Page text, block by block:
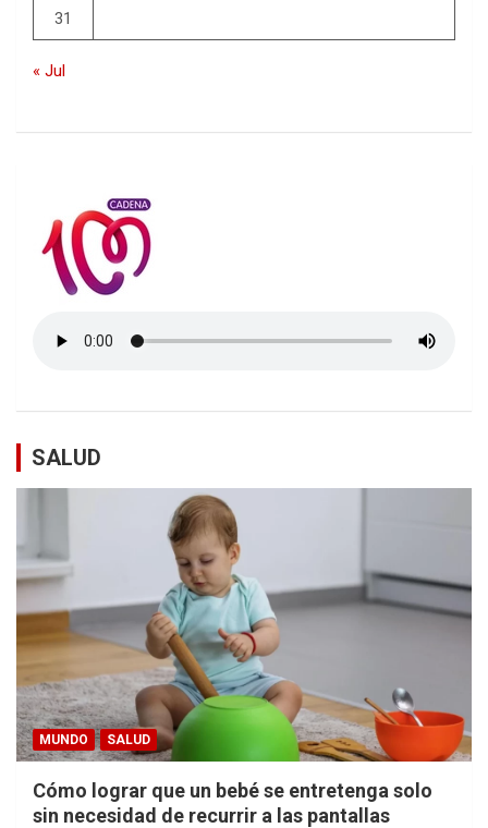
31
« Jul
SALUD
MUNDO SALUD
Cómo lograr que un bebé se entretenga solo
sin necesidad de recurrir a las pantallas